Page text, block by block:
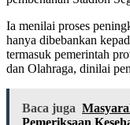
Ia menilai proses
hanya dibebankan
termasuk pemerintah
dan Olahraga, dinilai
Baca juga